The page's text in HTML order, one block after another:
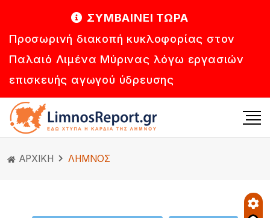
ΣΥΜΒΑΙΝΕΙ ΤΩΡΑ
Προσωρινή διακοπή κυκλοφορίας στον
Παλαιό Λιμένα Μύρινας λόγω εργασιών
επισκευής αγωγού ύδρευσης
ΑΡΧΙΚΗ ΛΗΜΝΟΣ